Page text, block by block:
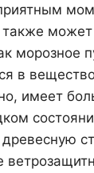
также
морозное
в
имеет